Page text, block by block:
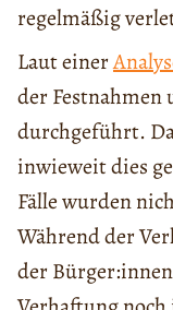
regelmäßig
Laut einer
der Festnahmen
durchgeführt.
inwieweit dies
Fälle wurden
Während der
der